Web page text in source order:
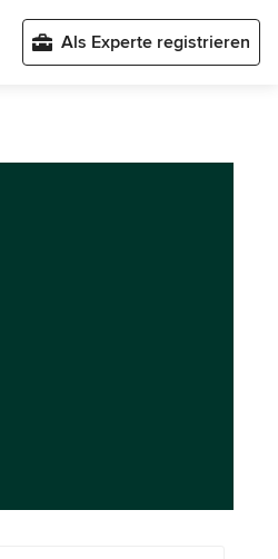
Als Experte registrieren